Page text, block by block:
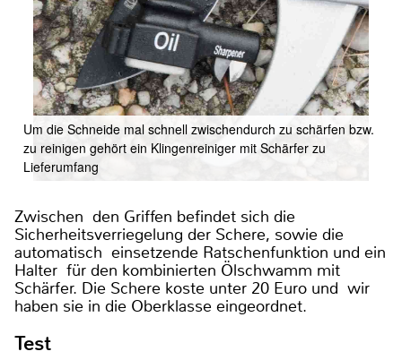
Um die Schneide mal schnell zwischendurch zu schärfen bzw.
zu reinigen gehört ein Klingenreiniger mit Schärfer zu
Lieferumfang
Zwischen den Griffen befindet sich die
Sicherheitsverriegelung der Schere, sowie die
automatisch einsetzende Ratschenfunktion und ein
Halter für den kombinierten Ölschwamm mit
Schärfer. Die Schere koste unter 20 Euro und wir
haben sie in die Oberklasse eingeordnet.
Test